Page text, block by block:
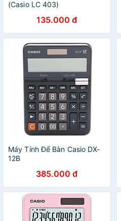
(Casio LC 403)
135.000 đ
Máy Tính Để Bàn Casio DX-
12B
385.000 đ